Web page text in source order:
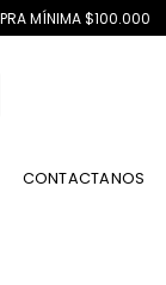
MÍNIMA $100.000
CONTACTANOS